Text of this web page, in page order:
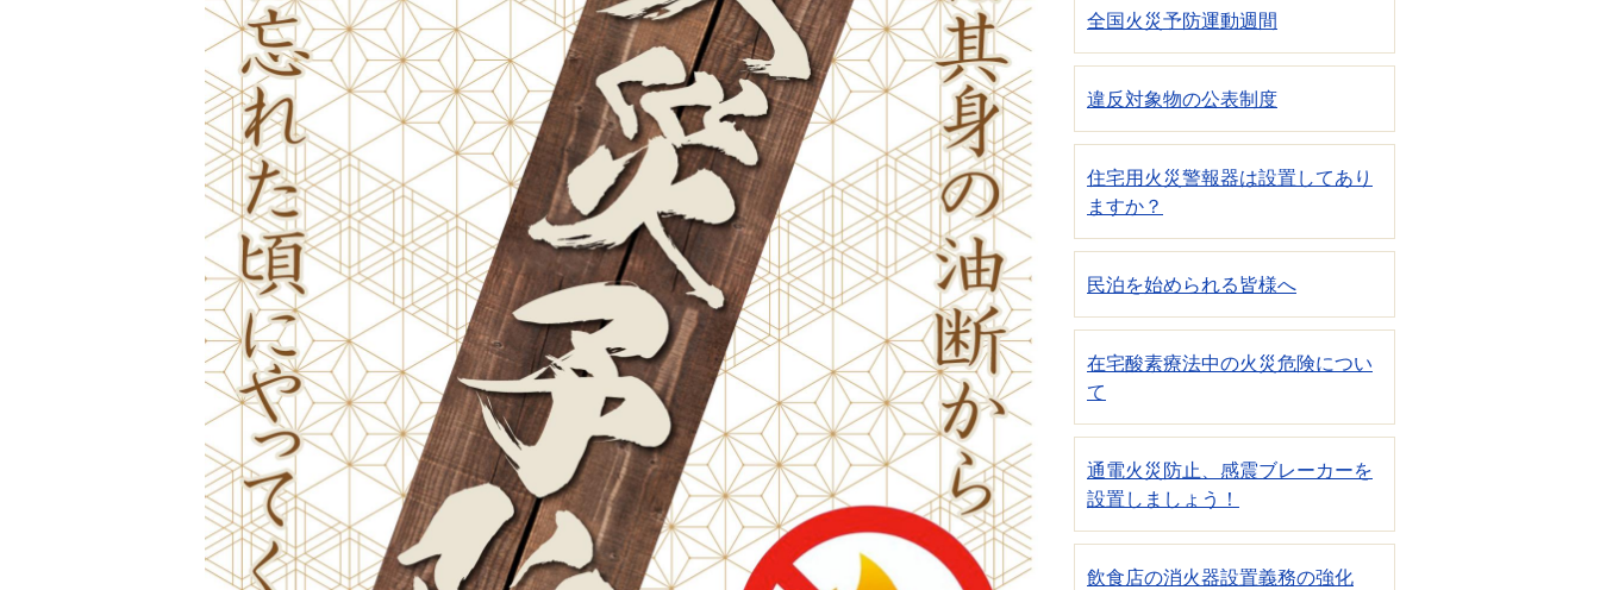
全国火災予防運動週間
違反対象物の公表制度
住宅用火災警報器は設置してあり
ますか？
民泊を始められる皆様へ
在宅酸素療法中の火災危険につい
て
通電火災防止、感震ブレーカーを
設置しましょう！
飲食店の消火器設置義務の強化